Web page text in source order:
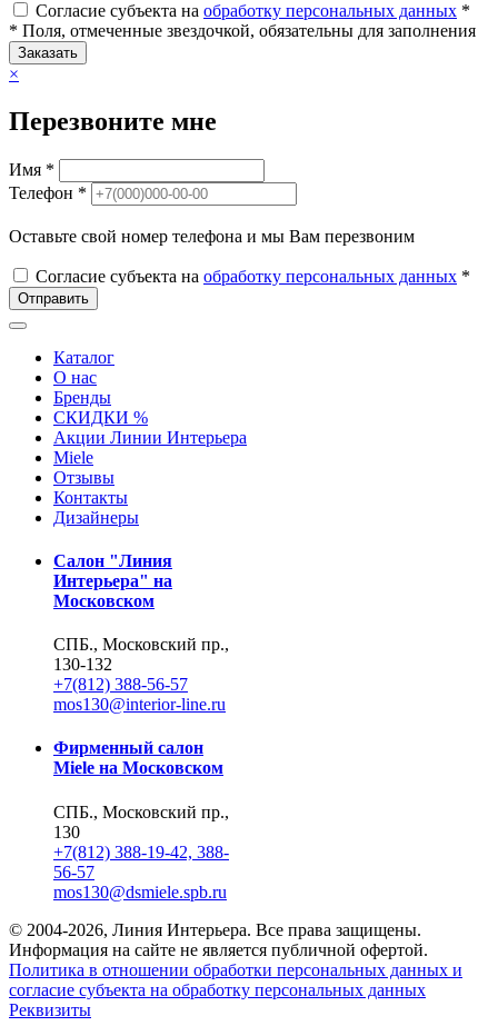
Согласие субъекта на обработку персональных данных *
* Поля, отмеченные звездочкой, обязательны для заполнения
Заказать
×
Перезвоните мне
Имя *
Телефон *
Оставьте свой номер телефона и мы Вам перезвоним
Согласие субъекта на обработку персональных данных *
Отправить
Каталог
О нас
Бренды
СКИДКИ %
Акции Линии Интерьера
Miele
Отзывы
Контакты
Дизайнеры
Салон "Линия
Интерьера" на
Московском
СПБ., Московский пр.,
130-132
+7(812) 388-56-57
mos130@interior-line.ru
Фирменный салон
Miele на Московском
СПБ., Московский пр.,
130
+7(812) 388-19-42, 388-
56-57
mos130@dsmiele.spb.ru
© 2004-2026, Линия Интерьера. Все права защищены.
Информация на сайте не является публичной офертой.
Политика в отношении обработки персональных данных и
согласие субъекта на обработку персональных данных
Реквизиты